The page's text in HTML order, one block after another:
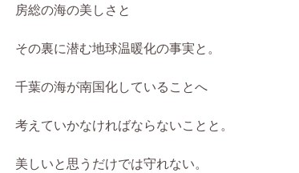
房総の海の美しさと
その裏に潜む地球温暖化の事実と。
千葉の海が南国化していることへ
考えていかなければならないことと。
美しいと思うだけでは守れない。